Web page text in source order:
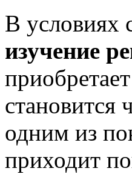
В условиях
изучение
становится
одним из
приходит